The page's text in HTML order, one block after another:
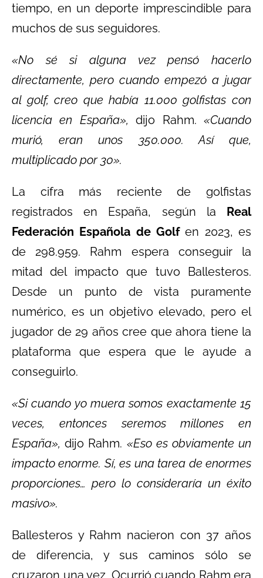
tiempo, en un deporte imprescindible para
muchos de sus seguidores.
«No sé si alguna vez pensó hacerlo
directamente, pero cuando empezó a jugar
al golf, creo que había 11.000 golfistas con
licencia en España», dijo Rahm.«Cuando
murió, eran unos 350.000. Así que,
multiplicado por 30».
La cifra más reciente de golfistas
registrados en España, según la Real
Federación Española de Golfen 2023, es
de 298.959. Rahm espera conseguir la
mitad del impacto que tuvo Ballesteros.
Desde un punto de vista puramente
numérico, es un objetivo elevado, pero el
jugador de 29 años cree que ahora tiene la
plataforma que espera que le ayude a
conseguirlo.
«Si cuando yo muera somos exactamente 15
veces, entonces seremos millones en
España», dijo Rahm. «Eso es obviamente un
impacto enorme. Sí, es una tarea de enormes
proporciones… pero lo consideraría un éxito
masivo».
Ballesteros y Rahm nacieron con 37 años
de diferencia, y sus caminos sólo se
cruzaron una vez. Ocurrió cuando Rahm era